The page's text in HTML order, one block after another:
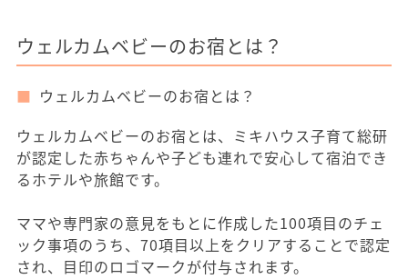
ウェルカムベビーのお宿とは？
ウェルカムベビーのお宿とは？
ウェルカムベビーのお宿とは、ミキハウス子育て総研
が認定した赤ちゃんや子ども連れで安心して宿泊でき
るホテルや旅館です。
ママや専門家の意見をもとに作成した100項目のチェ
ック事項のうち、70項目以上をクリアすることで認定
され、目印のロゴマークが付与されます。